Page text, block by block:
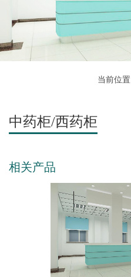
当前位置
中药柜/西药柜
相关产品